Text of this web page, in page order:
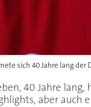
sich 40 Jahre lang
40 Jahre
aber auch